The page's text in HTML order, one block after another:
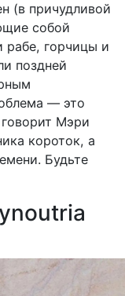
(в причудливой
собой
рабе, горчицы и
поздней
— это
Мэри
короток, а
Будьте